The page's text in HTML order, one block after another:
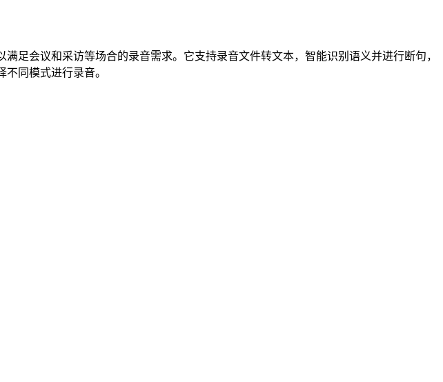
足会议和采访等场合的录音需求。它支持录音文件转文本，智能识别语义并进行断句，
同模式进行录音。